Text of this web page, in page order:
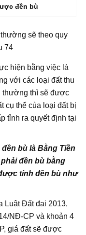
đền bù
sẽ theo quy
74
hiện bằng việc là
với các loại đất thu
thường thì sẽ được
cụ thể của loại đất bị
tỉnh ra quyết định tại
bù là Bằng Tiền
đền bù bằng
tính đền bù như
Luật Đất đai 2013,
NĐ-CP và khoản 4
giá đất sẽ được